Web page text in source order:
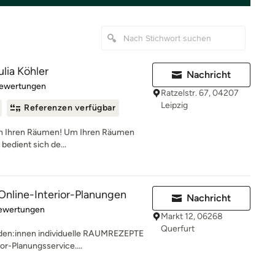
Köhler
5 von 5 Sternen
Referenzen verfügbar
Räumen! Um Ihren Räumen
sich de...
Nachricht
Ratzelstr. 67, 04207
Leipzig
Interior-Planungen
5 von 5 Sternen
individuelle RAUMREZEPTE
Planungsservice....
Nachricht
Markt 12, 06268
Querfurt